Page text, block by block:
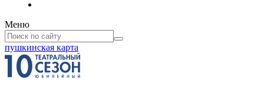
Меню
пушкинская карта